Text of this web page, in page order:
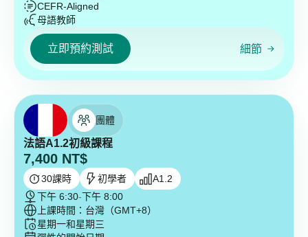
CEFR-Aligned
母語教師
立即預約測試 細節
團體
法語A1.2初級課程
7,400 NT$
30課時 初學者
A1.2
下午 6:30-下午 8:00
上課時間：台灣（GMT+8）
星期一和星期三